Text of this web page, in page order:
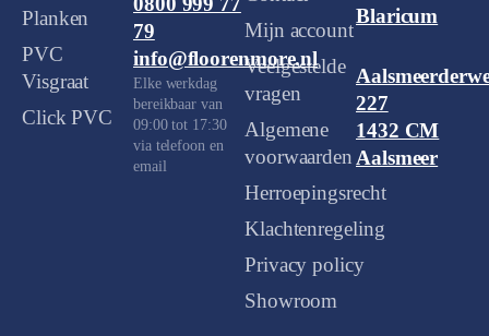
Planken
PVC
Visgraat
Click PVC
79
info@floorenmore.nl
Elke werkdag
bereikbaar van
09:00 tot 17:30
via telefoon en
email
Mijn account
Veelgestelde
vragen
Algemene
voorwaarden
Herroepingsrecht
Klachtenregeling
Privacy policy
Showroom
Blaricum
227
1432 CM
Aalsmeer